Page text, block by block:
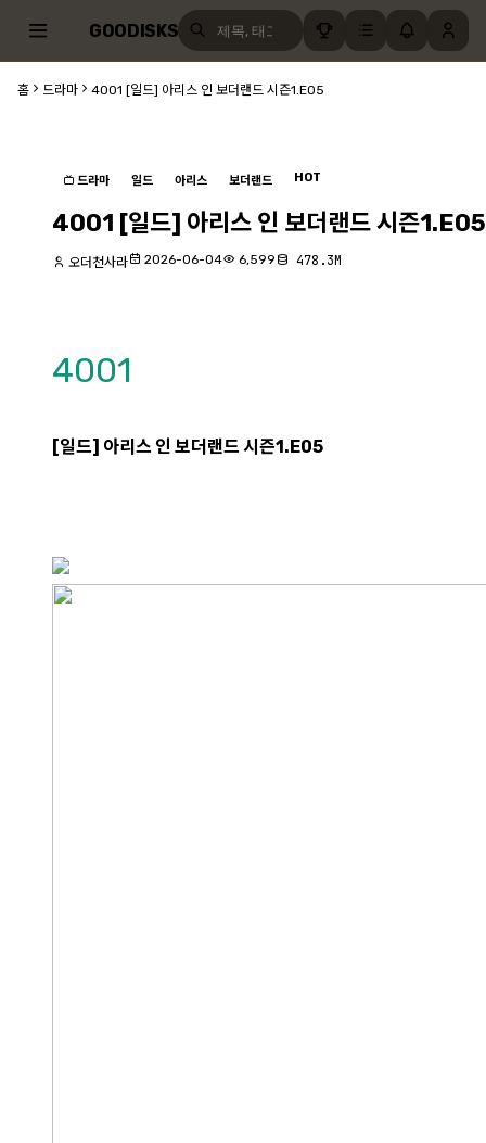
GOODISKS
홈 드라마 4001 [일드] 아리스 인 보더랜드 시즌1.E05
드라마 일드 아리스 보더랜드 HOT
4001 [일드] 아리스 인 보더랜드 시즌1.E05
오더천사라 2026-06-04 6,599 478.3M
4001
[일드] 아리스 인 보더랜드 시즌1.E05